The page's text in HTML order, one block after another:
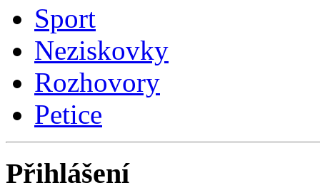
Sport
Neziskovky
Rozhovory
Petice
Přihlášení